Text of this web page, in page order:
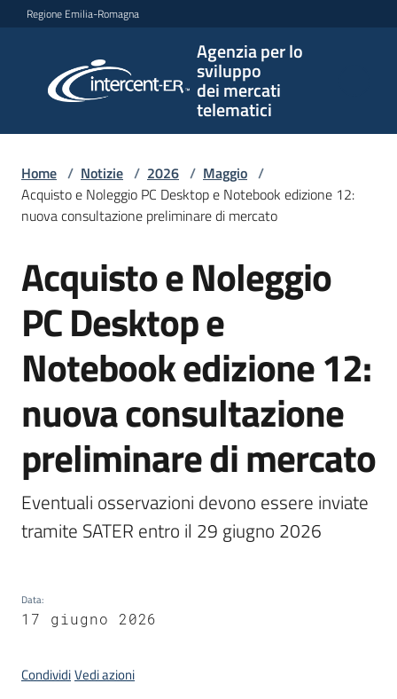
Vai al contenuto
Vai alla navigazione
Vai al footer
Regione Emilia-Romagna
Agenzia per lo
sviluppo
dei mercati
telematici
per lo
sviluppo
telematici
Bandi
strumenti
di
acquisto
Supporto
Home / Notizie / 2026 / Maggio /
Acquisto e Noleggio PC Desktop e Notebook edizione 12:
nuova consultazione preliminare di mercato
Salta al contenuto
Acquisto e Noleggio
PC Desktop e
Notebook edizione 12:
nuova consultazione
preliminare di mercato
Eventuali osservazioni devono essere inviate
tramite SATER entro il 29 giugno 2026
Data:
17 giugno 2026
CondividiVedi azioni